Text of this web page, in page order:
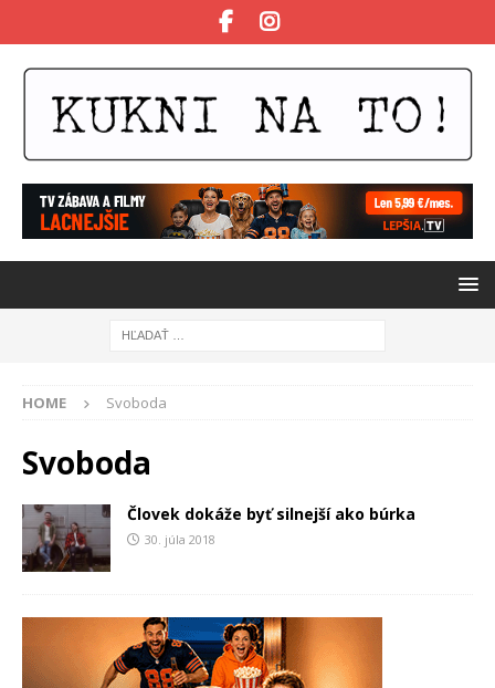
HOME Svoboda
Svoboda
Človek dokáže byť silnejší ako búrka
30. júla 2018